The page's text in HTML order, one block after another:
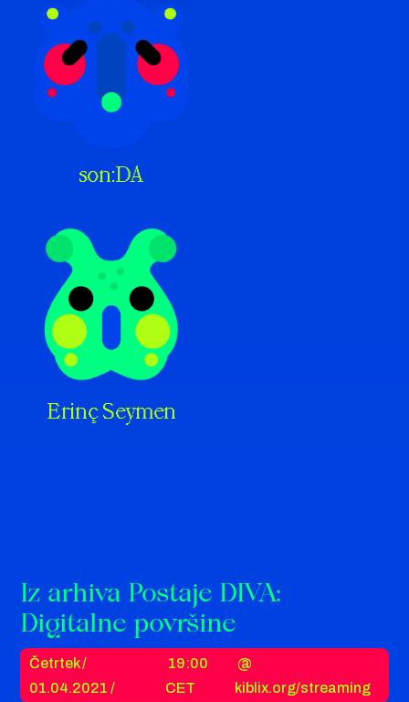
son:DA
Erinç Seymen
Iz arhiva Postaje DIVA:
Digitalne površine
Četrtek /
01.04.2021 /
19:00
CET
@
kiblix.org/streaming